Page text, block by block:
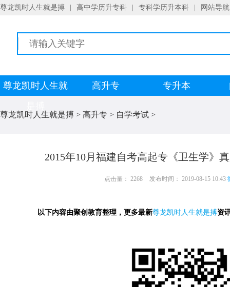
尊龙凯时人生就是搏 高中学历升专科 专科学历升本科 网站导航
尊龙凯时人生就
高升专 专升本
尊龙凯时人生就是搏 > 高升专 > 自学考试 >
2015年10月福建自考高起专《卫生学》
点击量： 2268 发布时间： 2019-08-15 10:43
以下内容由聚创教育整理，更多最新尊龙凯时人生就是搏资